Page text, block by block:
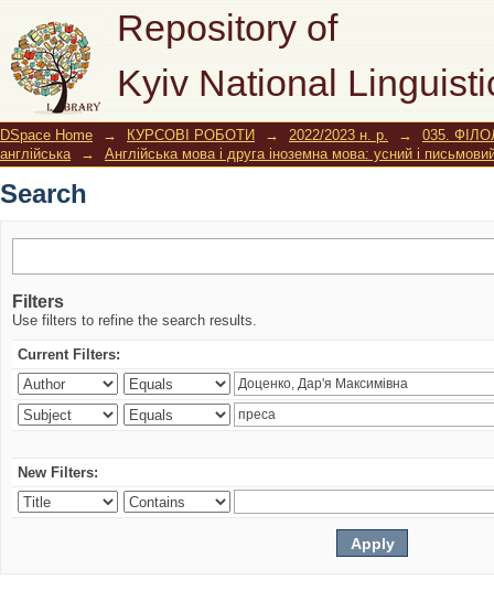
Repository of
Kyiv National
Search
DSpace Home → КУРСОВІ РОБОТИ → 2022/2023 н. р. →
035.
англійська
→ Англійська мова і друга іноземна мова: усний і
Search
Filters
Use filters to refine the search results.
Current Filters:
New Filters: